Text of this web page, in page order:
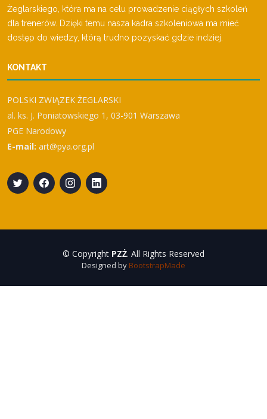
Żeglarskiego, która ma na celu prowadzenie ciągłych szkoleń
dla trenerów. Dzięki temu nasza kadra szkoleniowa ma mieć
dostęp do wiedzy, którą trudno pozyskać gdzie indziej.
KONTAKT
POLSKI ZWIĄZEK ŻEGLARSKI
al. ks. J. Poniatowskiego 1, 03-901 Warszawa
PGE Narodowy
E-mail: art@pya.org.pl
© Copyright PZŻ. All Rights Reserved
Designed by BootstrapMade